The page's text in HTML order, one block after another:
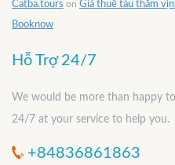
Catba.tours on Giá thuê tàu thăm
Booknow
Hỗ Trợ 24/7
We would be more than happy
24/7 at your service to help you.
+84836861863